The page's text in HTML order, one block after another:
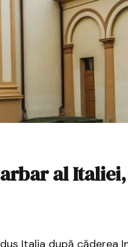
al
Italia după căderea